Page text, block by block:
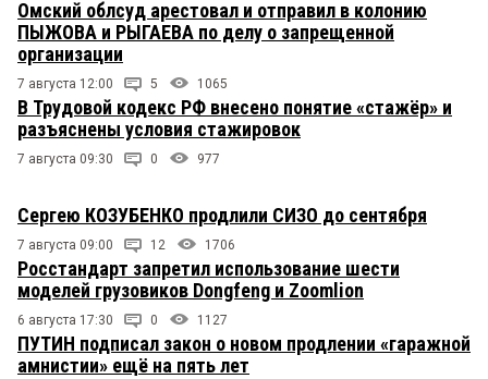
Омский облсуд арестовал и отправил в колонию
ПЫЖОВА и РЫГАЕВА по делу о запрещенной
организации
7 августа 12:00 5 1065
В Трудовой кодекс РФ внесено понятие «стажёр» и
разъяснены условия стажировок
7 августа 09:30 0 977
Сергею КОЗУБЕНКО продлили СИЗО до сентября
7 августа 09:00 12 1706
Росстандарт запретил использование шести
моделей грузовиков Dongfeng и Zoomlion
6 августа 17:30 0 1127
ПУТИН подписал закон о новом продлении «гаражной
амнистии» ещё на пять лет